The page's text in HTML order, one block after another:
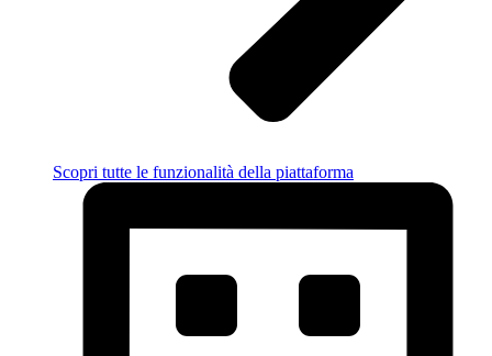
Scopri tutte le funzionalità della piattaforma